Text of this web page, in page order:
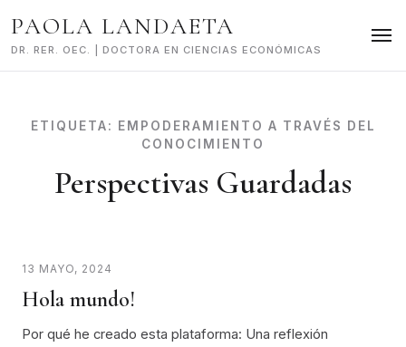
to
content
PAOLA LANDAETA
DR. RER. OEC. | DOCTORA EN CIENCIAS ECONÓMICAS
ETIQUETA:
EMPODERAMIENTO A TRAVÉS DEL
CONOCIMIENTO
Perspectivas Guardadas
13 MAYO, 2024
Hola mundo!
Por qué he creado esta plataforma: Una reflexión